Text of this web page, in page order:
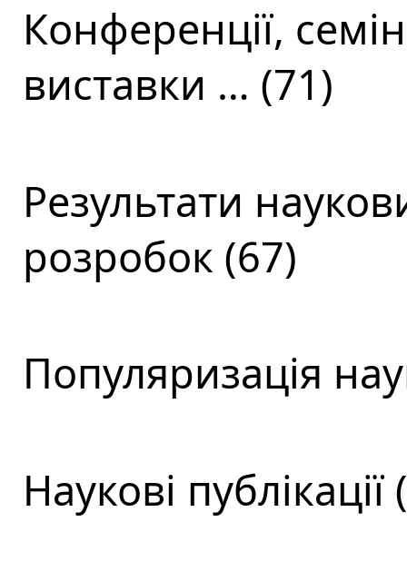
Конференції,
виставки … (71)
Результати
розробок (67)
Популяризація
Наукові публікації